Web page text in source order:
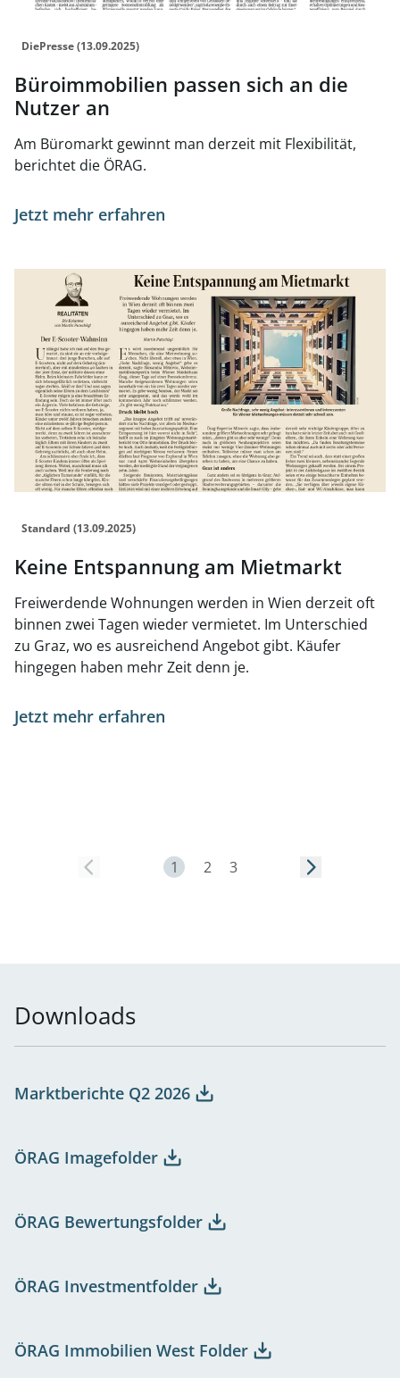
DiePresse (13.09.2025)
Büroimmobilien passen sich an die
Nutzer an
Am Büromarkt gewinnt man derzeit mit Flexibilität,
berichtet die ÖRAG.
Jetzt mehr erfahren
Link zur Seite Keine Entspannung am Mietmarkt
Standard (13.09.2025)
Keine Entspannung am Mietmarkt
Freiwerdende Wohnungen werden in Wien derzeit oft
binnen zwei Tagen wieder vermietet. Im Unterschied
zu Graz, wo es ausreichend Angebot gibt. Käufer
hingegen haben mehr Zeit denn je.
Jetzt mehr erfahren
Seite 1
1 2 3
Downloads
Marktberichte Q2 2026
ÖRAG Imagefolder
ÖRAG Bewertungsfolder
ÖRAG Investmentfolder
ÖRAG Immobilien West Folder